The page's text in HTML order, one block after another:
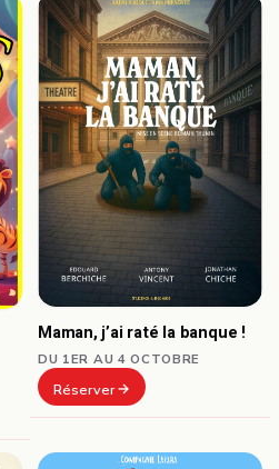
Maman, j’ai raté la banque !
DU 1ER AU 4 OCTOBRE
Réserver